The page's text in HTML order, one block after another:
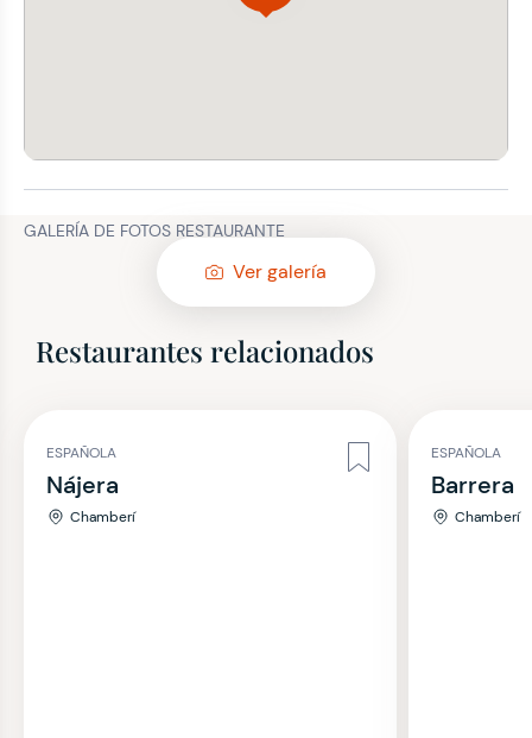
GALERÍA DE FOTOS RESTAURANTE
Ver galería
Restaurantes relacionados
ESPAÑOLA
Nájera
Chamberí
ESPAÑOLA
Barrera
Chamberí